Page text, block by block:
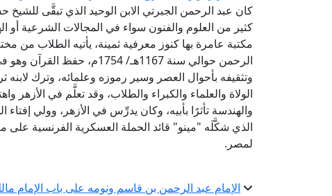
كان عبد الرحمن الجبرتي الابن الوحيد الذي تبقَّى
كثير من العلوم والفنون سواء في المجالات الشرعية أو
مكتبة عامرة بها كنوز معرفية ثمينة، يأتيه الطلاب من
الرحمن حوالي سنة 1167هـ/
وتثقيفه بأحوال العصر وسير رموزه وعلمائه، وترك
الولاة والعلماء والكبراء والطلاب، وقد تعلَّم في الأزهر
والهندسة تأثرًا بأبيه، وكان يدرِّس في الأزهر، وولي
الذي شكَّلَه "مينو" قائد الحملة العسكرية الفرنسية على
لمصر.
الإمام عبد الرحمن بن قاسم ونومه على باب الإمام